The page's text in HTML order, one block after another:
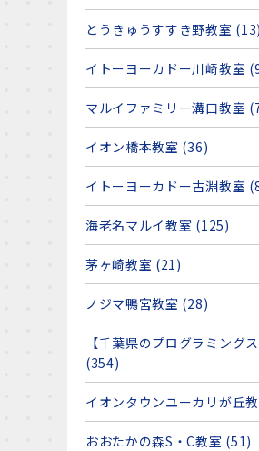
とうきゅうすすき野教室 (13)
イトーヨーカドー川崎教室
マルイファミリー溝口教室
イオン橋本教室 (36)
イトーヨーカドー古淵教室
海老名マルイ教室 (125)
茅ヶ崎教室 (21)
ノジマ鴨宮教室 (28)
【千葉県のプログラミングス
(354)
イオンタウンユーカリが丘
おおたかの森S・C教室 (51)